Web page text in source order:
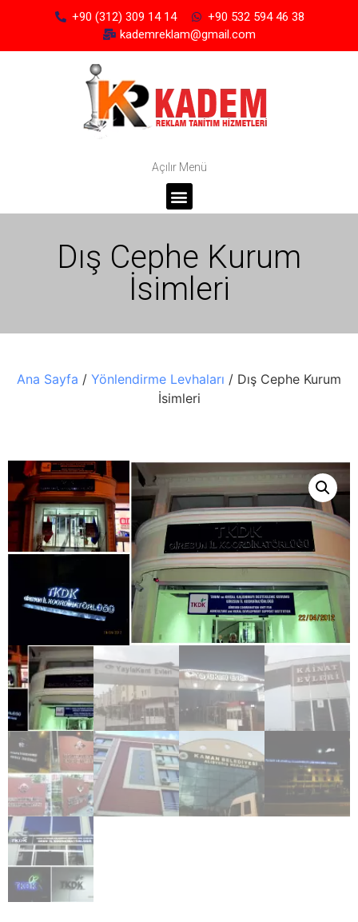
+90 (312) 309 14 14
+90 532 594 46 38
kademreklam@gmail.com
Açılır Menü
Dış Cephe Kurum
İsimleri
Ana Sayfa / Yönlendirme Levhaları / Dış Cephe Kurum
İsimleri